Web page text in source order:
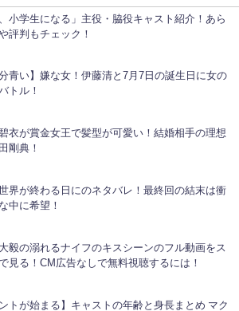
、小学生になる」主役・脇役キャスト紹介！あら
評判もチェック！
分青い】嫌な女！伊藤清と7月7日の誕生日に女の
トル！
衣が賞金女王で髪型が可愛い！結婚相手の理想
剛典！
界が終わる日にのネタバレ！最終回の結末は衝
中に希望！
毅の溺れるナイフのキスシーンのフル動画をス
見る！CM広告なしで無料視聴するには！
ントが始まる】キャストの年齢と身長まとめ マク